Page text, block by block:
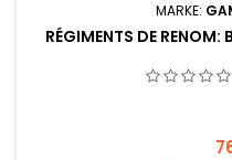
MARKE:
RÉGIMENTS DE RENOM: